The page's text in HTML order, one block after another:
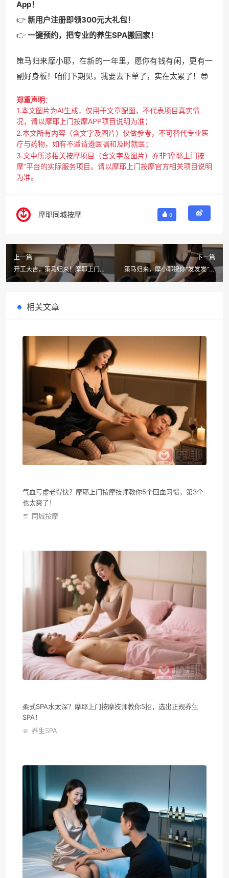
App！
👉 新用户注册即领300元大礼包！
👉 一键预约，把专业的养生SPA搬回家！
策马归来摩小耶，在新的一年里，愿你有钱有闲，更有一
副好身板！咱们下期见，我要去下单了，实在太累了！😎
郑重声明：
1.本文图片为AI生成，仅用于文章配图，不代表项目真实情
况，请以摩耶上门按摩APP项目说明为准；
2.本文所有内容（含文字及图片）仅做参考，不可替代专业医
疗与药物，如有不适请遵医嘱和及时就医；
3.文中所涉相关按摩项目（含文字及图片）亦非“摩耶上门按
摩”平台的实际服务项目。请以摩耶上门按摩官方相关项目说明
为准。
摩耶同城按摩 0
上一篇
开工大吉，策马归来！摩耶上门按
摩喊你“按”掉节后综合征，奔向更
下一篇
策马归来，摩小耶祝你“发发发”！
年后开工，是时候用一场上门按摩
相关文章
气血亏虚老得快？摩耶上门按摩技师教你5个回血习惯，第3个
也太爽了！
同城按摩
柔式SPA水太深？摩耶上门按摩技师教你5招，选出正规养生
SPA！
养生SPA